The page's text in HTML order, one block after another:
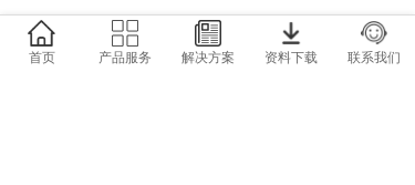
首页 产品服务 解决方案 资料下载 联系我们